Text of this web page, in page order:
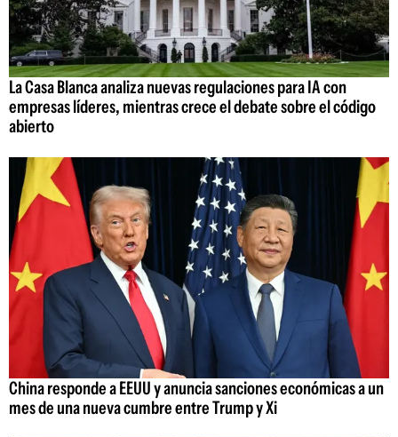
La Casa Blanca analiza nuevas regulaciones para IA con
empresas líderes, mientras crece el debate sobre el código
abierto
China responde a EEUU y anuncia sanciones económicas a un
mes de una nueva cumbre entre Trump y Xi